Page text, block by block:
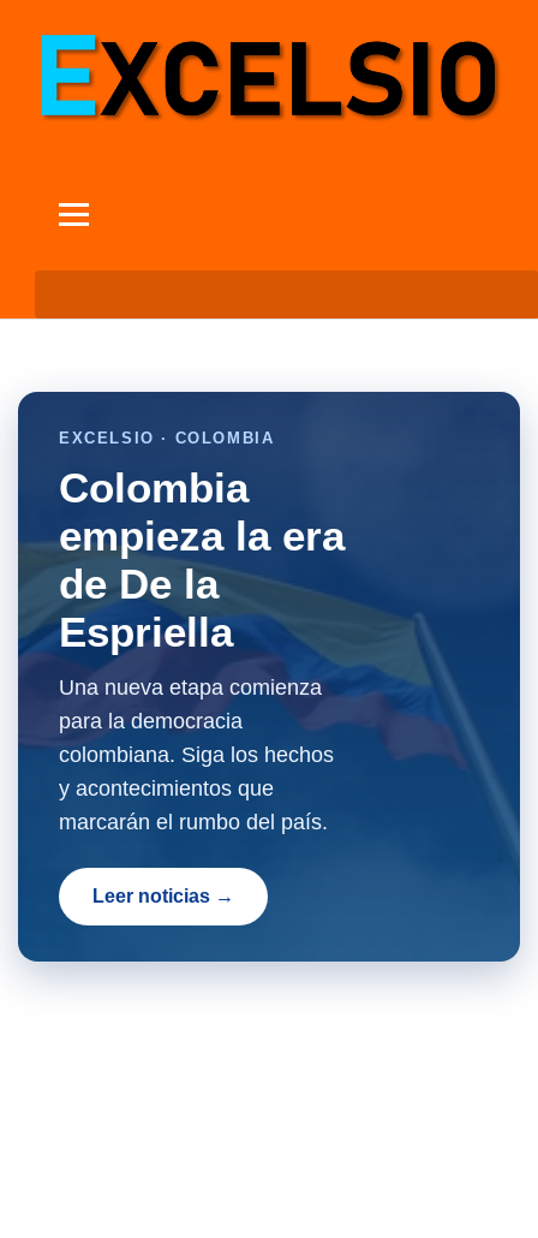
EXCELSIO · COLOMBIA
Colombia
empieza la era
de De la
Espriella
Una nueva etapa comienza
para la democracia
colombiana. Siga los hechos
y acontecimientos que
marcarán el rumbo del país.
Leer noticias →